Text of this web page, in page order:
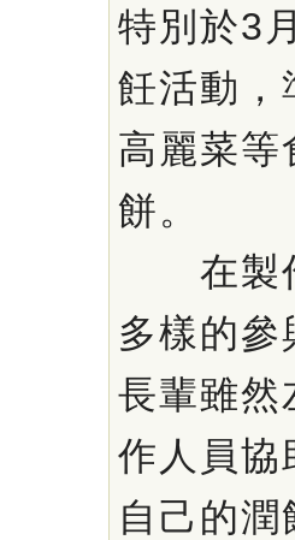
特別於3
飪活動，
高麗菜等
餅。
在製作
多樣的
長輩雖然
作人員協
自己的